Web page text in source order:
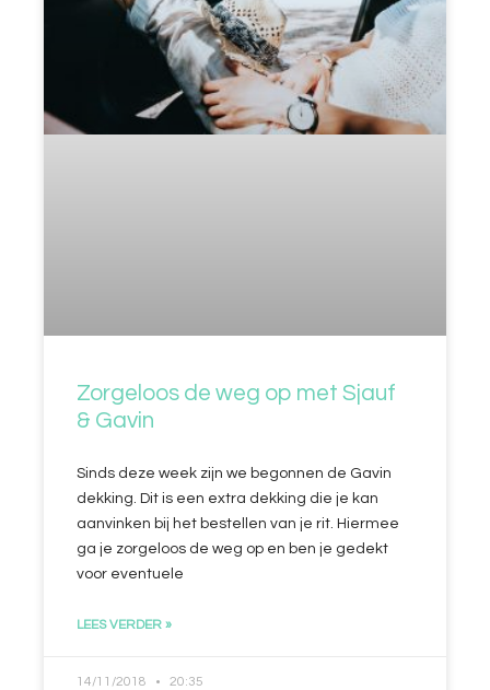
Zorgeloos de weg op met Sjauf
& Gavin
Sinds deze week zijn we begonnen de Gavin
dekking. Dit is een extra dekking die je kan
aanvinken bij het bestellen van je rit. Hiermee
ga je zorgeloos de weg op en ben je gedekt
voor eventuele
LEES VERDER »
14/11/2018 20:35